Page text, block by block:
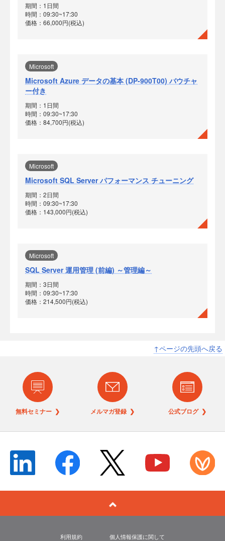
期間：1日間
時間：09:30~17:30
価格：66,000円(税込)
Microsoft
Microsoft Azure データの基本 (DP-900T00) バウチャ
ー付き
期間：1日間
時間：09:30~17:30
価格：84,700円(税込)
Microsoft
Microsoft SQL Server パフォーマンス チューニング
期間：2日間
時間：09:30~17:30
価格：143,000円(税込)
Microsoft
SQL Server 運用管理 (前編) ～管理編～
期間：3日間
時間：09:30~17:30
価格：214,500円(税込)
↑ページの先頭へ戻る
無料セミナー ❯ メルマガ登録 ❯ 公式ブログ ❯
利用規約 個人情報保護に関して